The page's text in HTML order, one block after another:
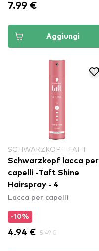
7.99 €
Aggiungi
SCHWARZKOPF TAFT
Schwarzkopf lacca per
capelli -Taft Shine
Hairspray - 4
Lacca per capelli
-10%
4.94 € 5.49 €